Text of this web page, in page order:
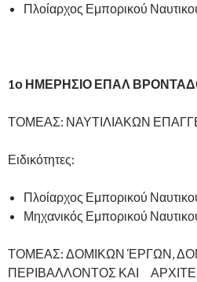
Πλοίαρχος Εμπορικού
1ο ΗΜΕΡΗΣΙΟ ΕΠΑΛ
ΤΟΜΕΑΣ: ΝΑΥΤΙΛΙΑΚΩΝ
Ειδικότητες:
Πλοίαρχος Εμπορικού
Μηχανικός Εμπορικού
ΤΟΜΕΑΣ: ΔΟΜΙΚΩΝ ΈΡΓΩΝ,
ΠΕΡΙΒΑΛΛΟΝΤΟΣ ΚΑΙ